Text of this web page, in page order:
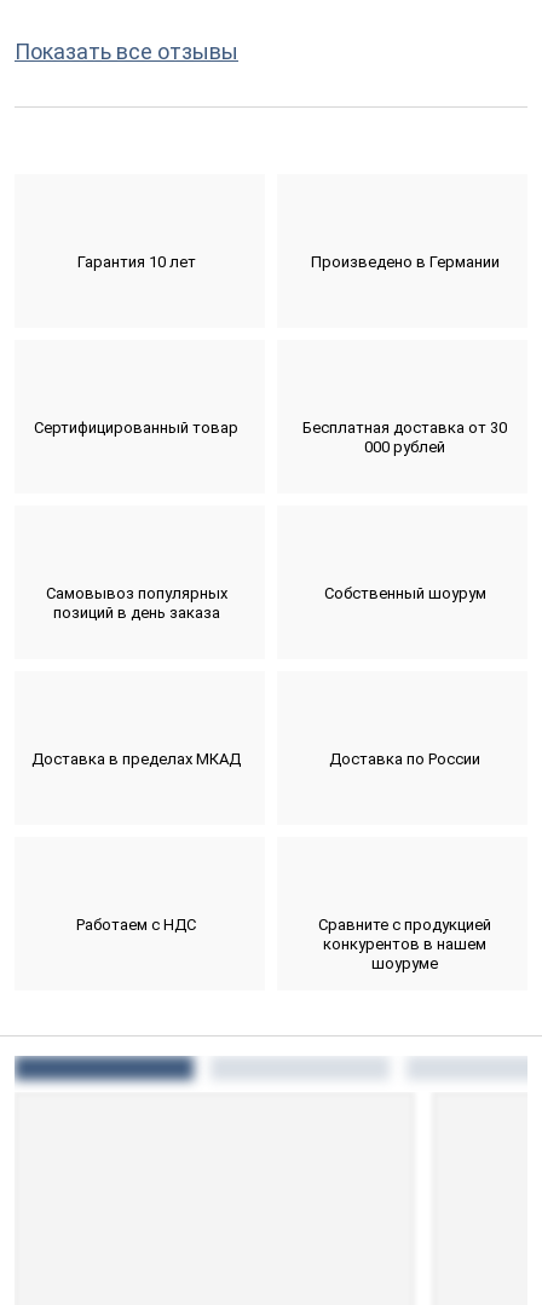
Показать все отзывы
Гарантия 10 лет Произведено в Германии
Сертифицированный товар
Бесплатная доставка от 30
000 рублей
Самовывоз популярных
позиций в день заказа
Собственный шоурум
Доставка в пределах МКАД Доставка по России
Работаем с НДС
Сравните с продукцией
конкурентов в нашем
шоуруме